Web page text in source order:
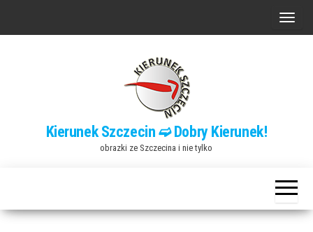
P
n
a
w
Kierunek Szczecin ➫ Dobry Kierunek!
obrazki ze Szczecina i nie tylko